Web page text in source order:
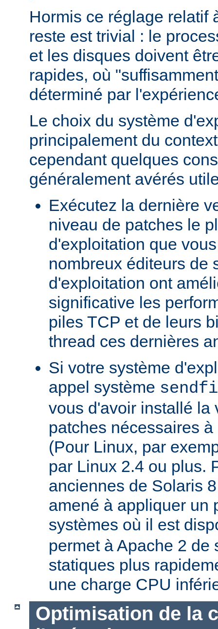
Hormis ce réglage relatif
reste est trivial : le
et les disques doivent
rapides, où
déterminé par
Le choix du système
principalement du
cependant quelques
généralement avérés
Exécutez la dernière
niveau de patches le
d'exploitation que
nombreux éditeurs de
d'exploitation ont
significative les
piles TCP et de leurs
thread ces dernières
Si votre système
appel système
vous d'avoir installé la
patches nécessaires
(Pour Linux, par
par Linux 2.4 ou plus.
anciennes de Solaris
amené à appliquer un
systèmes où il est
permet à Apache 2 de
statiques plus
une charge CPU
Optimisation de la